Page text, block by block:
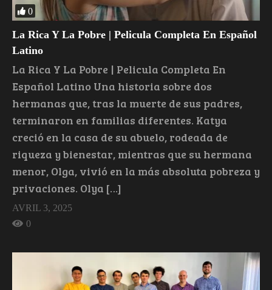
0
La Rica Y La Pobre | Pelicula Completa En Español
Latino
La Rica Y La Pobre | Pelicula Completa En
Español Latino Una historia sobre dos
hermanas que, tras la muerte de sus padres,
terminaron en familias diferentes. Katya
creció en la casa de su abuelo, rodeada de
riqueza y bienestar, mientras que su hermana
menor, Olga, vivió en la más absoluta pobreza y
privaciones. Olya […]
AVRIL 3, 2025
0